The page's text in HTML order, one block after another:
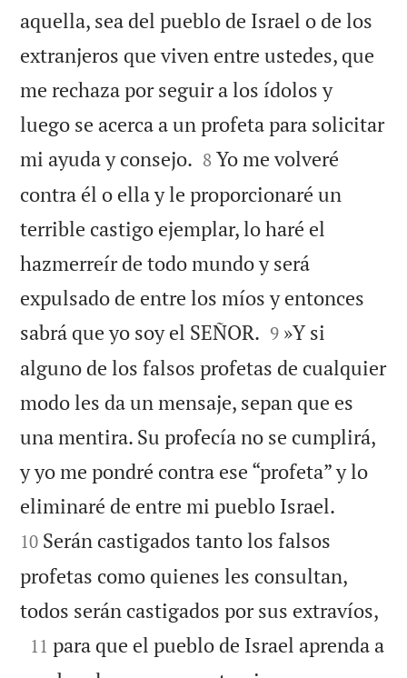
aquella, sea del pueblo de Israel o de los
extranjeros que viven entre ustedes, que
me rechaza por seguir a los ídolos y
luego se acerca a un profeta para solicitar
mi ayuda y consejo. 

8 Yo me volveré
contra él o ella y le proporcionaré un
terrible castigo ejemplar, lo haré el
hazmerreír de todo mundo y será
expulsado de entre los míos y entonces
sabrá que yo soy el SEÑOR. 

9 »Y si
alguno de los falsos profetas de cualquier
modo les da un mensaje, sepan que es
una mentira. Su profecía no se cumplirá,
y yo me pondré contra ese “profeta” y lo
eliminaré de entre mi pueblo Israel.
10 Serán castigados tanto los falsos
profetas como quienes les consultan,
todos serán castigados por sus extravíos,

11 para que el pueblo de Israel aprenda a